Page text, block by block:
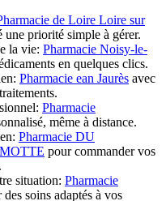
de Loire Loire sur
une priorité simple à gérer.
la vie: Pharmacie Noisy-le-
en quelques clics.
Pharmacie ean Jaurès avec
Pharmacie
même à distance.
Pharmacie DU
pour commander vos
situation: Pharmacie
des soins adaptés à vos